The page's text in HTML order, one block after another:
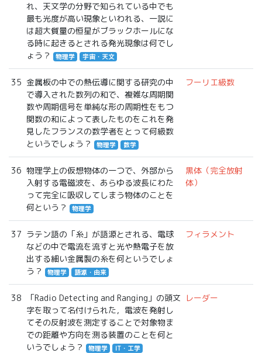
れ、天文学の分野で知られている中でも
最も光度が高い現象といわれる、一説に
は超大質量の恒星がブラックホールにな
る時に起きるとされる発光現象は何でし
ょう？
物理学 宇宙・天文
35 金属板の中での熱伝導に関する研究の中
で導入された数列の和で、複雑な周期関
数や周期信号を単純な形の周期性をもつ
関数の和によって表したものをこれを発
見したフランスの数学者をとって何級数
というでしょう？
物理学 数学
フーリエ級数
36 物理学上の仮想物体の一つで、外部から
入射する電磁波を、あらゆる波長にわた
って完全に吸収してしまう物体のことを
何という？
物理学
黒体（完全放射
体）
37 ラテン語の「糸」が語源とされる、電球
などの中で電流を流すと光や熱電子を放
出する細い金属製の糸を何というでしょ
う？
物理学 語源・由来
フィラメント
38
「Radio Detecting and Ranging」の頭文
字を取って名付けられた，電波を発射し
てその反射波を測定することで対象物ま
での距離や方向を測る装置のことを何と
いうでしょう？
物理学 IT・工学
レーダー